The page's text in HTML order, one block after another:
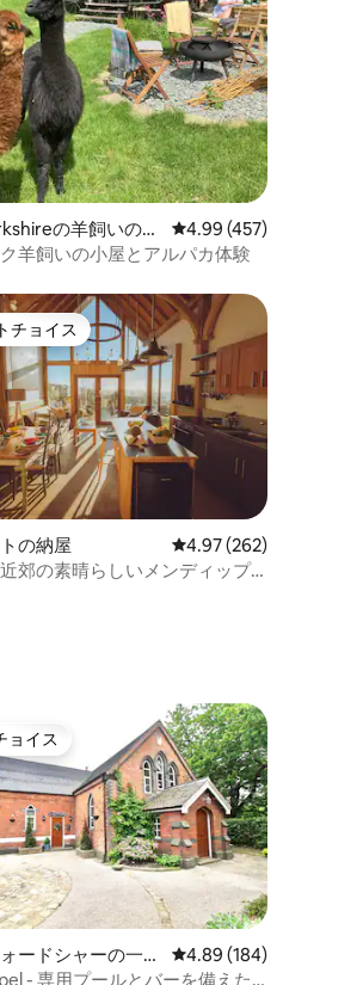
の羊飼いの小
レビュー457件、5つ
4.99 (457)
羊飼いの小屋とアルパカ体験
4.97つ星の平均評価
ゲストチョイスです。
チョイス
の納屋 レビュー262件、5つ
4.97 (262)
郊の素晴らしいメンディップ
ョイス
ョイス
ードシャーの一軒
レビュー184件、5つ
4.89 (184)
- 専用プールとバーを備えた